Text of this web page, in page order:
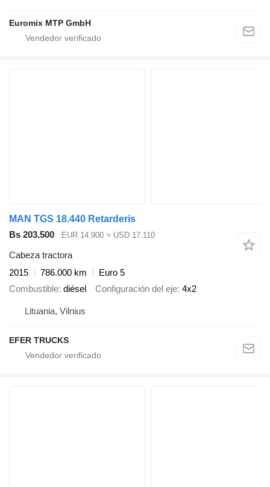
Euromix MTP GmbH
MAN TGS 18.440 Retarderis
Bs 203.500
EUR 14.900 ≈ USD 17.110
Cabeza tractora
2015
786.000 km
Euro 5
Combustible diésel Configuración del eje 4x2
Lituania, Vilnius
EFER TRUCKS